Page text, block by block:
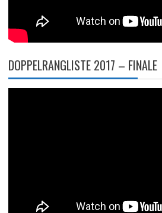
DOPPELRANGLISTE 2017 – FINALE